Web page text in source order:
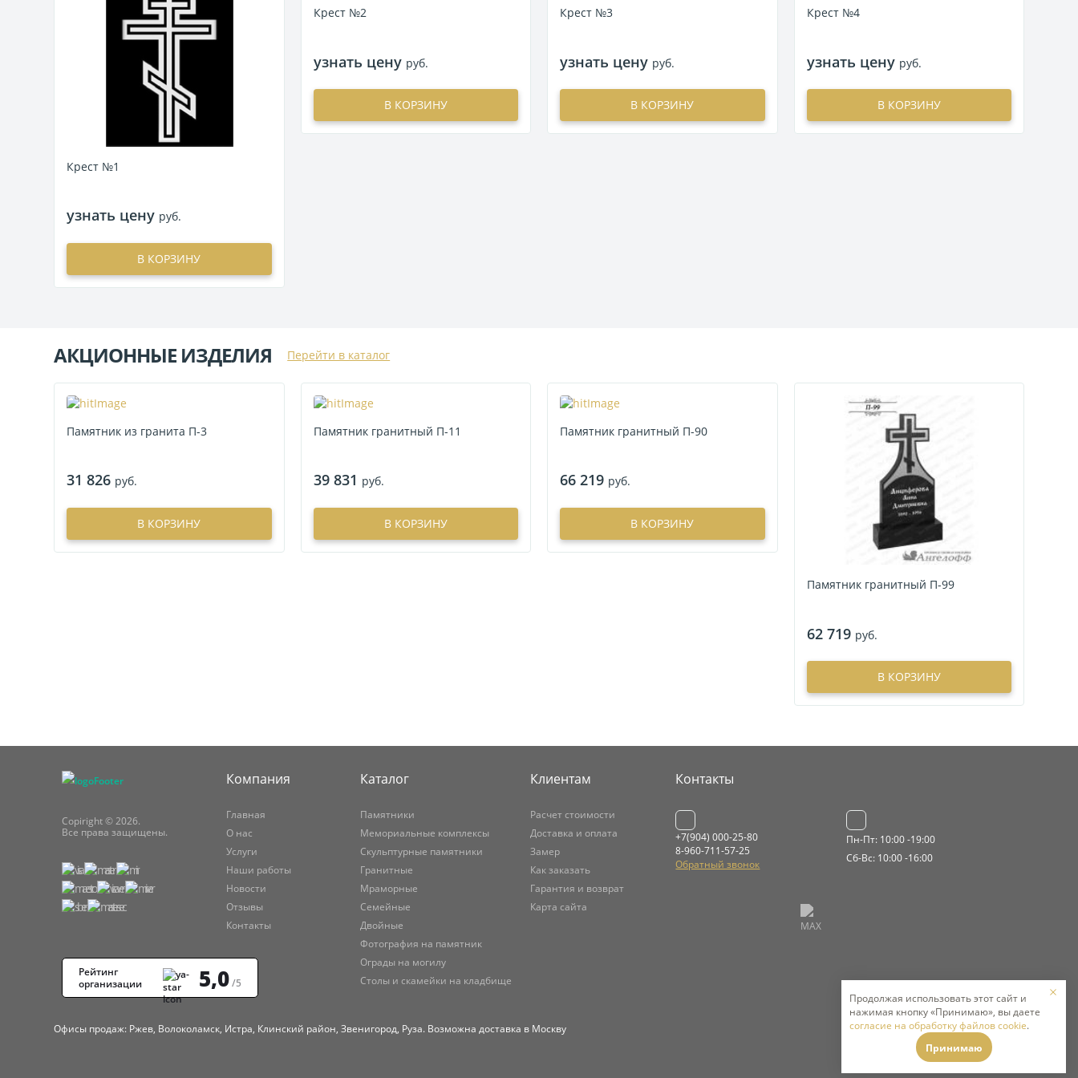
Крест №1
узнать цену руб.
В КОРЗИНУ
Крест №2
узнать цену руб.
В КОРЗИНУ
Крест №3
узнать цену руб.
В КОРЗИНУ
Крест №4
узнать цену руб.
В КОРЗИНУ
АКЦИОННЫЕ ИЗДЕЛИЯ Перейти в каталог
Памятник из гранита П-3
31 826 руб.
В КОРЗИНУ
Памятник гранитный П-11
39 831 руб.
В КОРЗИНУ
Памятник гранитный П-90
66 219 руб.
В КОРЗИНУ
Памятник гранитный П-99
62 719 руб.
В КОРЗИНУ
Copiright © 2026.
Все права защищены.
Рейтинг
организации
5,0/5
Компания
Главная
О нас
Услуги
Наши работы
Новости
Отзывы
Контакты
Каталог
Памятники
Мемориальные комплексы
Скульптурные памятники
Гранитные
Мраморные
Семейные
Двойные
Фотография на памятник
Ограды на могилу
Столы и скамейки на кладбище
Клиентам
Расчет стоимости
Доставка и оплата
Замер
Как заказать
Гарантия и возврат
Карта сайта
Контакты
+7(904) 000-25-80
8-960-711-57-25
Обратный звонок
Пн-Пт: 10:00 -19:00
Сб-Вс: 10:00 -16:00
Офисы продаж: Ржев, Волоколамск, Истра, Клинский район, Звенигород, Руза. Возможна доставка в Москву
Продолжая использовать этот сайт и
нажимая кнопку «Принимаю», вы даете
согласие на обработку файлов cookie.
Принимаю